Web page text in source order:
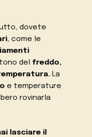
dovete
, come le
del freddo,
La
e temperature
rovinarla
lasciare il